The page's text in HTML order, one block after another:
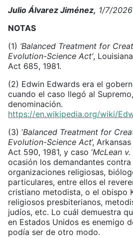
Julio Álvarez Jiménez, 1/7/2026
NOTAS
(1) ‘Balanced Treatment for
Evolution-Science Act’,
Act 685, 1981.
(2) Edwin Edwards era el
cuando el caso llegó al
denominación.
https://en.wikipedia.org/wiki/
(3) ‘Balanced Treatment for
Evolution-Science Act’,
Act 590, 1981, y caso ‘McLean
ocasión los demandantes
organizaciones religiosas,
particulares, entre ellos el
cristiano metodista, o el obispo
religiosos presbiterianos,
judíos, etc. Lo cuál demuestra
en Estados Unidos es enemigo
podía ser de otro modo.